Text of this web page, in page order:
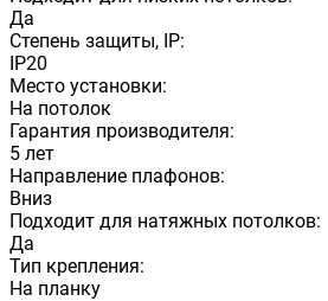
Да
Степень защиты, IP:
IP20
Место установки:
На потолок
Гарантия производителя:
5 лет
Направление плафонов:
Вниз
Подходит для натяжных потолков:
Да
Тип крепления:
На планку